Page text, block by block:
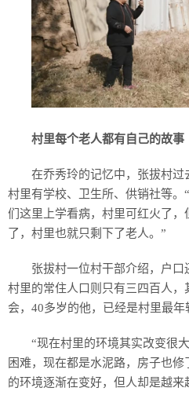
村里每个老人都有自己的故事
在乔秀玲的记忆中，张拔村过
村里有学校、卫生所、供销社等
们这里上学看病，村里可红火了
了，村里也就只剩下了老人。”
张拔村一位村干部介绍，户
村里的常住人口则只有三四百人
会，40多岁的他，已经是村里最年
“现在村里的环境其实改变很
困难，现在都是水泥路，房子也
的环境逐渐在变好，但人却是越来